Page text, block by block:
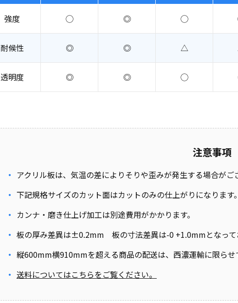
強度 ◯ ◎ ◯
耐候性 ◎ ◎ △
透明度 ◎ ◎ ◯
注意事項
アクリル板は、気温の差によりそりや歪みが発生する場合がご
下記規格サイズのカット面はカットのみの仕上がりになります。
カンナ・磨き仕上げ加工は別途費用がかかります。
板の厚み差異は±0.2mm 板の寸法差異は-0 +1.0mmとなって
縦600mm横910mmを超える商品の配送は、西濃運輸に限らせ
送料についてはこちらをご覧ください。